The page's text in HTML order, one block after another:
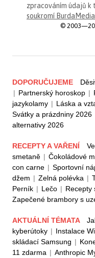
zpracováním údajů k
soukromí BurdaMedia
©
DOPORUČUJEME
| Partnerský horoskop |
jazykolamy | Láska a
Svátky a prázdniny 2026
alternativy 2026
RECEPTY A VAŘENÍ
smetaně | Čokoládové
con carne | Sportovní
džem | Zelná polévka |
Perník | Lečo | Recepty
Zapečené brambory s
AKTUÁLNÍ TÉMATA
kyberútoky | Instalace
skládací Samsung |
11 zdarma | Anthropic